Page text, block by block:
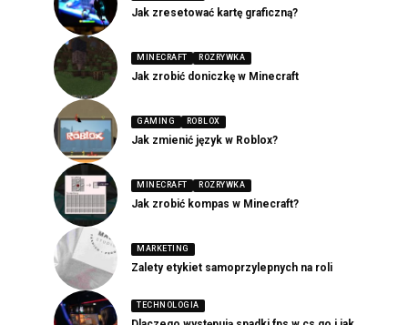
Jak zresetować kartę graficzną?
MINECRAFT ROZRYWKA
Jak zrobić doniczkę w Minecraft
GAMING ROBLOX
Jak zmienić język w Roblox?
MINECRAFT ROZRYWKA
Jak zrobić kompas w Minecraft?
MARKETING
Zalety etykiet samoprzylepnych na roli
TECHNOLOGIA